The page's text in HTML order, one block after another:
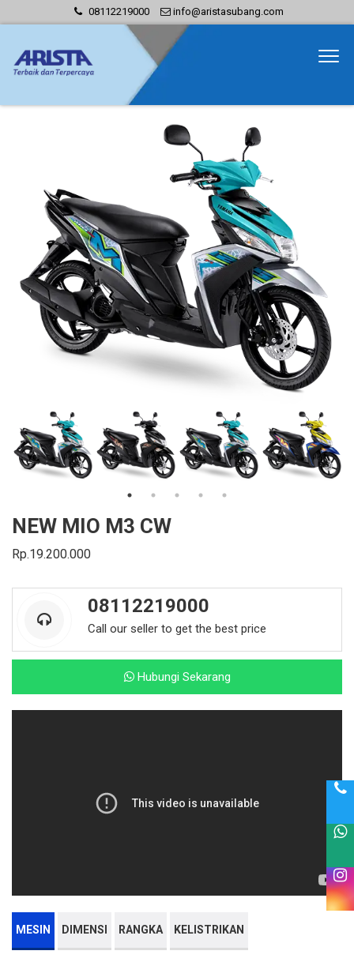
08112219000 info@aristasubang.com
NEW MIO M3 CW
Rp.19.200.000
08112219000
Call our seller to get the best price
Hubungi Sekarang
MESIN DIMENSI RANGKA KELISTRIKAN